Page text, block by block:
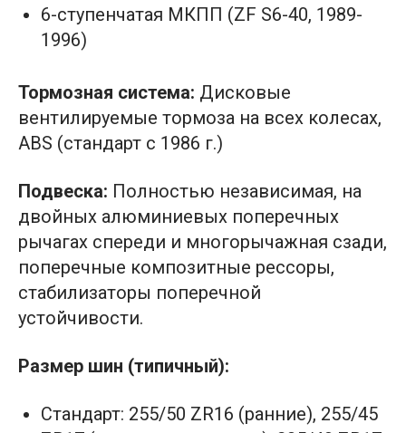
6-ступенчатая МКПП (ZF S6-40, 1989-
1996)
Тормозная система: Дисковые
вентилируемые тормоза на всех колесах,
ABS (стандарт с 1986 г.)
Подвеска: Полностью независимая, на
двойных алюминиевых поперечных
рычагах спереди и многорычажная сзади,
поперечные композитные рессоры,
стабилизаторы поперечной
устойчивости.
Размер шин (типичный):
Стандарт: 255/50 ZR16 (ранние), 255/45